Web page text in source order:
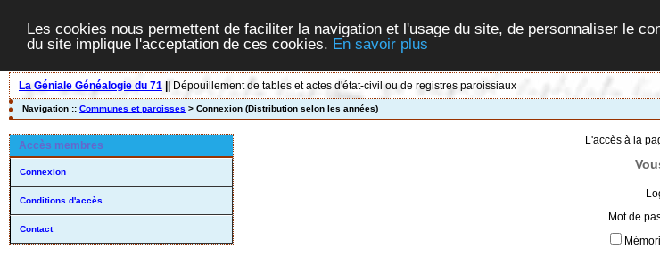
Les cookies nous permettent de faciliter la navigation et l'usage du site, de personnaliser le
du site implique l'acceptation de ces cookies. En savoir plus
La Géniale Généalogie du 71 Dépouillement de tables et actes d'état-civil ou de registres paroissiaux
Navigation :: Communes et paroisses > Connexion (Distribution selon les années)
Accès membres
Connexion
Conditions d'accès
Contact
L'accès à la
Mot de